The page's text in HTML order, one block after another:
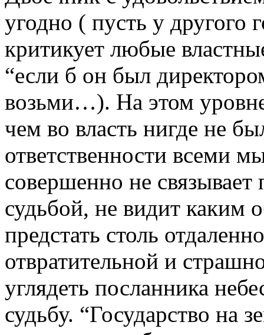
угодно ( пусть у другого
критикует любые
“если б он был
возьми…). На этом
чем во власть нигде не
ответственности всеми
совершенно не
судьбой, не видит каким
предстать столь
отвратительной и
углядеть посланника
судьбу. “Государство на